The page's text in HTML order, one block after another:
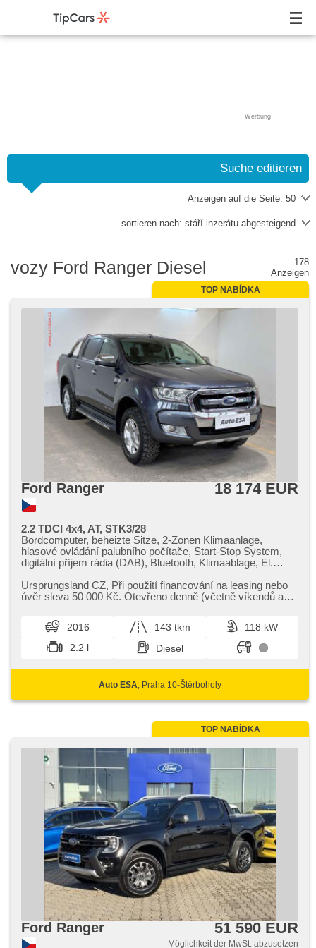
Werbung
Suche editieren
Anzeigen auf die Seite: 50
sortieren nach: stáří inzerátu abgesteigend
vozy Ford Ranger Diesel
178
Anzeigen
TOP NABÍDKA
Ford Ranger 18 174 EUR
2.2 TDCI 4x4, AT, STK3/28
Bordcomputer, beheizte Sitze, 2-Zonen Klimaanlage,
hlasové ovládání palubního počítače, Start-Stop System,
digitální příjem rádia (DAB), Bluetooth, Klimaablage, El.
einstellbar, Navigation, Multifunktionslenkrad, USB,
Anhängerkupplung, Getönte Scheiben, Automatikgetriebe,
Servolenkung, beheizte Frontscheibe, Antrieb 4x4,
Zentralverriegelung mit Funkfernbedienung, Elektronisches
Stabilitätsprogramm (ESP), Scheibenwischersensor,
Nebelscheinwerfer, El. Klappspiegel, ABS, isofix,
Ursprungsland CZ,​ Při použití financování na leasing nebo
úvěr sleva 50 000 Kč. Otevřeno denně (včetně víkendů a
2016 143 tkm
118 kW
2.2 l
Diesel
Auto ESA , Praha 10-Štěrboholy
TOP NABÍDKA
Ford Ranger 51 590 EUR
Möglichkeit der MwSt. abzusetzen